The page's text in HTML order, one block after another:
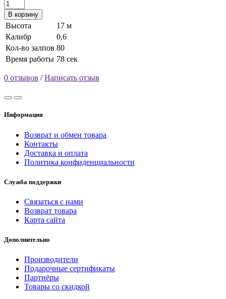
В корзину
Высота
17 м
Калибр
0,6
Кол-во залпов 80
Время работы 78 сек
0 отзывов /Написать отзыв
Информация
Возврат и обмен товара
Контакты
Доставка и оплата
Политика конфиденциальности
Служба поддержки
Связаться с нами
Возврат товара
Карта сайта
Дополнительно
Производители
Подарочные сертификаты
Партнёры
Товары со скидкой